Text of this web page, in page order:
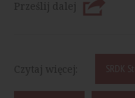
Prześlij dalej
Czytaj więcej: SRDK